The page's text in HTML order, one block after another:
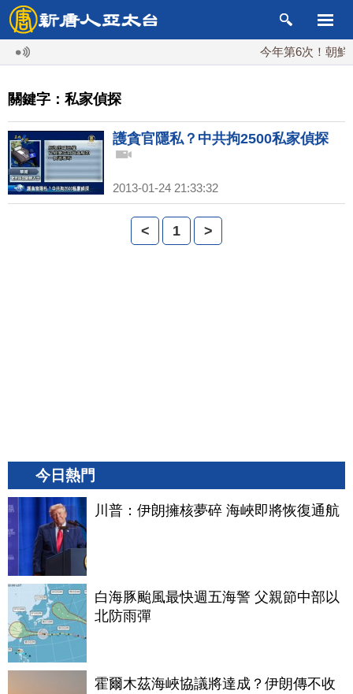
今年第6次！朝鮮
關鍵字：私家偵探
護貪官隱私？中共拘2500私家偵探
2013-01-24 21:33:32
< 1 >
今日熱門
川普：伊朗擁核夢碎 海峽即將恢復通航
白海豚颱風最快週五海警 父親節中部以
北防雨彈
霍爾木茲海峽協議將達成？伊朗傳不收